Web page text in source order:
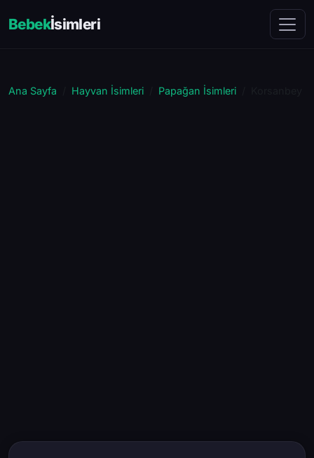
Bebekİsimleri
Ana Sayfa Hayvan İsimleri Papağan İsimleri